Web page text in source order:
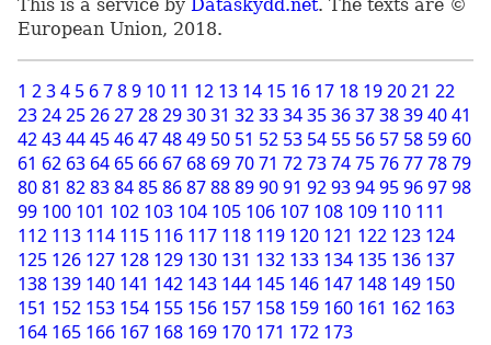
This is a service by Dataskydd.net. The texts are ©
European Union, 2018.
1 234 5 6789 10 11 12 13 14 15 16 17 18 192021 22
232425262728293031 32333435363738394041
4243444546474849 50 51 52 53 54 55 56 57 58 59 60
61 62 63 64 65 66 67 68 697071 7273747576777879
8081 82838485868788899091 92939495969798
99 100 101 102 103 104 105 106 107 108 109 110 111
112 113 114 115 116 117 118 119 120 121 122 123 124
125 126 127 128 129 130 131 132 133 134 135 136 137
138 139 140 141 142 143 144 145 146 147 148 149 150
151 152 153 154 155 156 157 158 159 160 161 162 163
164 165 166 167 168 169 170 171 172 173